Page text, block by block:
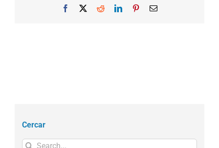
Facebook RedditLinkedInPinterestEmail
Cercar
Search